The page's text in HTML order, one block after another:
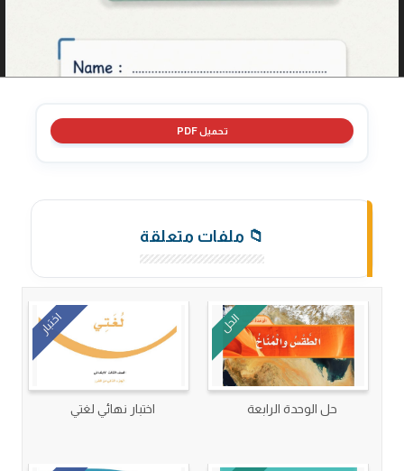
تحميل PDF
📁 ملفات متعلقة
الحل
حل الوحدة الرابعة
اختبار
اختبار نهائي لغتي